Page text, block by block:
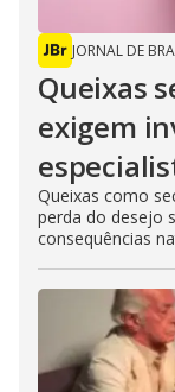
JORNAL DE
Queixas
exigem
Queixas como
perda do desejo
consequências